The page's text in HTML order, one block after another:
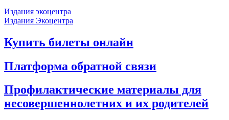
Издания экоцентра
Издания Экоцентра
Купить билеты онлайн
Платформа обратной связи
Профилактические материалы для
несовершеннолетних и их родителей